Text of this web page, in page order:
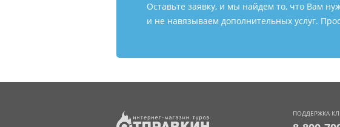
Оставьте заявку, и мы найдем то, что Вам
и не навязываем дополнительных услуг.
ПОДДЕРЖКА